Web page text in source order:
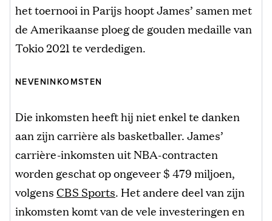
het toernooi in Parijs hoopt James’ samen met
de Amerikaanse ploeg de gouden medaille van
Tokio 2021 te verdedigen.
NEVENINKOMSTEN
Die inkomsten heeft hij niet enkel te danken
aan zijn carrière als basketballer. James’
carrière-inkomsten uit NBA-contracten
worden geschat op ongeveer $ 479 miljoen,
volgensCBS Sports. Het andere deel van zijn
inkomsten komt van de vele investeringen en